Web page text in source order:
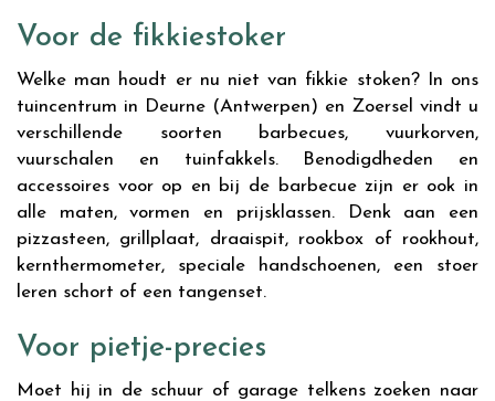
Voor de fikkiestoker
Welke man houdt er nu niet van fikkie stoken? In ons
tuincentrum in Deurne (Antwerpen) en Zoersel vindt u
verschillende soorten barbecues, vuurkorven,
vuurschalen en tuinfakkels. Benodigdheden en
accessoires voor op en bij de barbecue zijn er ook in
alle maten, vormen en prijsklassen. Denk aan een
pizzasteen, grillplaat, draaispit, rookbox of rookhout,
kernthermometer, speciale handschoenen, een stoer
leren schort of een tangenset.
Voor pietje-precies
Moet hij in de schuur of garage telkens zoeken naar